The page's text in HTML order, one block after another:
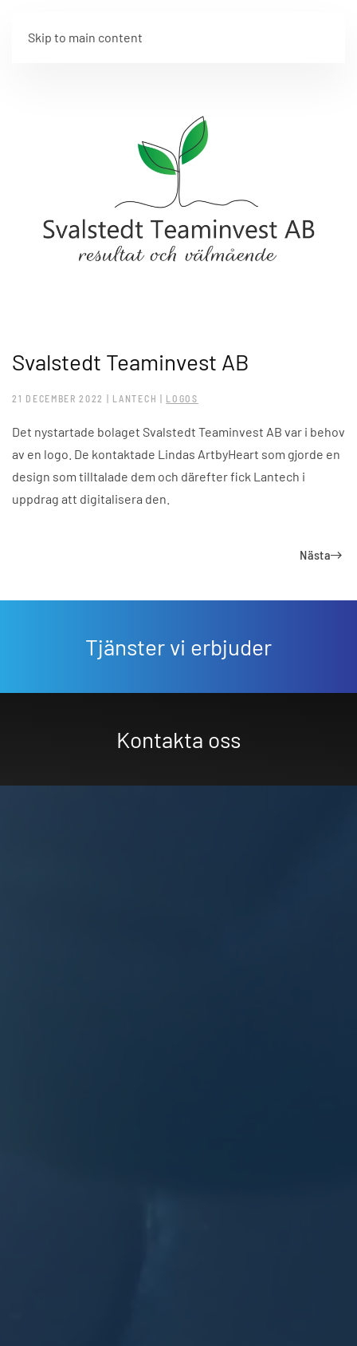
Skip to main content
Svalstedt Teaminvest AB
21 DECEMBER 2022 | LANTECH | LOGOS
Det nystartade bolaget Svalstedt Teaminvest AB var i behov
av en logo. De kontaktade Lindas ArtbyHeart som gjorde en
design som tilltalade dem och därefter fick Lantech i
uppdrag att digitalisera den.
Nästa
Tjänster vi erbjuder
Kontakta oss